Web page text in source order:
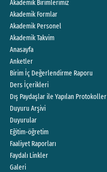
Akademik Birimlerimiz
Akademik Formlar
Akademik Personel
Akademik Takvim
Anasayfa
Anketler
Birim İç Değerlendirme Raporu
Ders İçerikleri
Dış Paydaşlar ile Yapılan Protokoller
Duyuru Arşivi
Duyurular
Eğitim-öğretim
Faaliyet Raporları
Faydalı Linkler
Galeri